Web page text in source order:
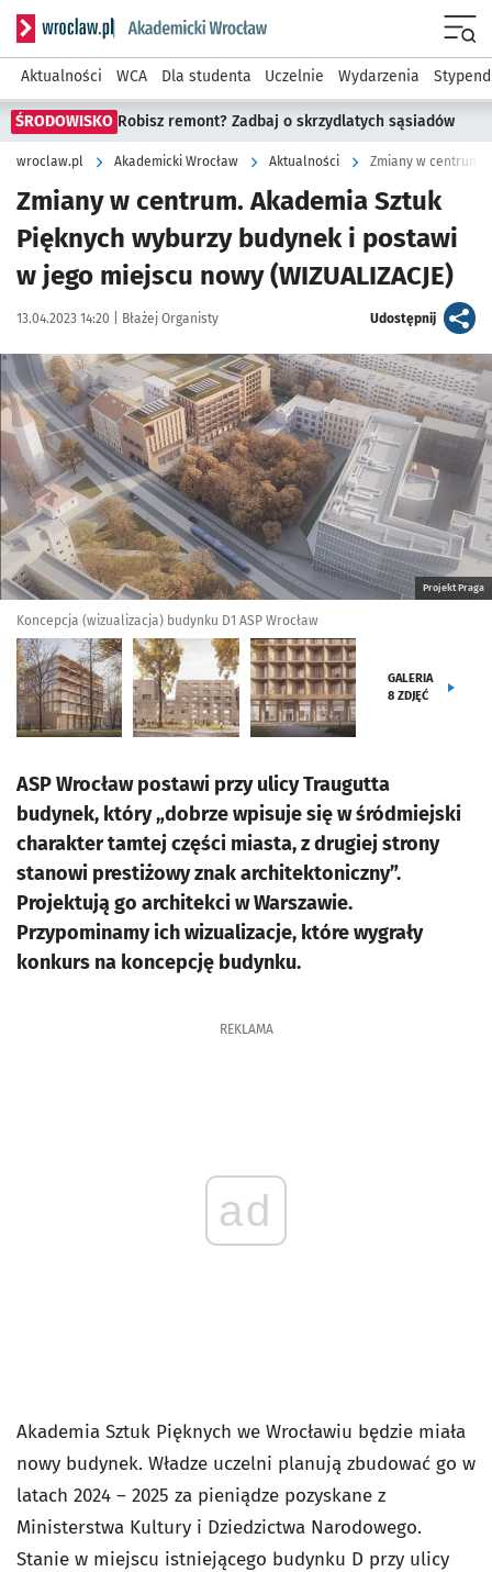
Serwis informacyjny wroclaw.pl podserwis: Akademicki
Aktualności WCA Dla studenta Uczelnie Wydarzenia
ŚRODOWISKO Robisz remont? Zadbaj o skrzydlatych sąsiadów
wroclaw.pl Akademicki Wrocław Aktualności
Zmiany w centrum. Akademia Sztuk
Pięknych wyburzy budynek i postawi
w jego miejscu nowy (WIZUALIZACJE)
Data publikacji:
13.04.2023 14:20 | Autor:
Błażej Organisty Udostępnijartykuł
Kliknij, aby zobaczyć galerię
Projekt Praga
Koncepcja (wizualizacja) budynku D1 ASP Wrocław
GALERIA
8 ZDJĘĆ
ASP Wrocław postawi przy ulicy Traugutta
budynek, który „dobrze wpisuje się w śródmiejski
charakter tamtej części miasta, z drugiej strony
stanowi prestiżowy znak architektoniczny”.
Projektują go architekci w Warszawie.
Przypominamy ich wizualizacje, które wygrały
konkurs na koncepcję budynku.
REKLAMA
ad
Akademia Sztuk Pięknych we Wrocławiu będzie miała
nowy budynek. Władze uczelni planują zbudować go w
latach 2024 – 2025 za pieniądze pozyskane z
Ministerstwa Kultury i Dziedzictwa Narodowego.
Stanie w miejscu istniejącego budynku D przy ulicy